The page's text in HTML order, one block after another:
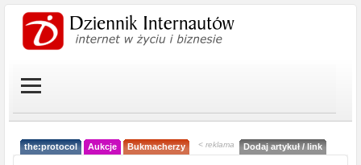
the:protocol Aukcje Bukmacherzy < reklama Dodaj artykuł / link